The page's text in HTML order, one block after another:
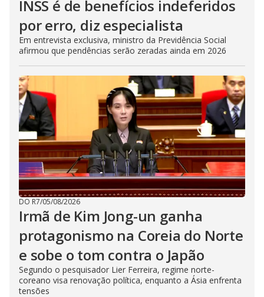
INSS é de benefícios indeferidos
por erro, diz especialista
Em entrevista exclusiva, ministro da Previdência Social
afirmou que pendências serão zeradas ainda em 2026
DO R7/05/08/2026
Irmã de Kim Jong-un ganha
protagonismo na Coreia do Norte
e sobe o tom contra o Japão
Segundo o pesquisador Lier Ferreira, regime norte-
coreano visa renovação política, enquanto a Ásia enfrenta
tensões